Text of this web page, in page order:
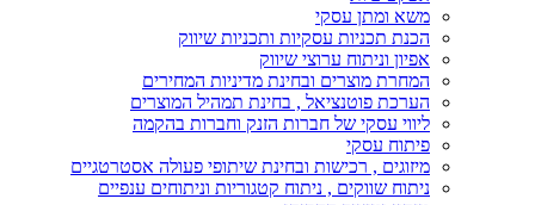
משא ומתן עסקי
הכנת תכניות עסקיות ותכניות שיווק
אפיון וניתוח ערוצי שיווק
המחרת מוצרים ובחינת מדיניות המחירים
הערכת פוטנציאל , בחינת תמהיל המוצרים
ליווי עסקי של חברות הזנק וחברות בהקמה
פיתוח עסקי
מיזוגים , רכישות ובחינת שיתופי פעולה אסטרטגיים
ניתוח שווקים , ניתוח קטגוריות וניתוחים ענפיים